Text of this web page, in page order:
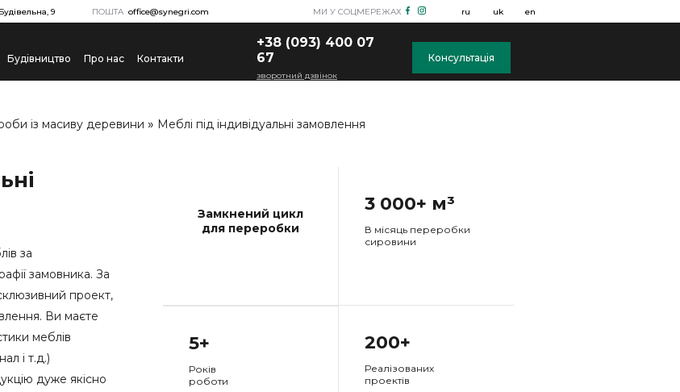
9 ПОШТА office@synegri.com МИ У СОЦМЕРЕЖАХ ru uk en
Будівництво Про нас Контакти
+38 (093) 400 07
67
зворотний дзвінок
Консультація
із масиву деревини » Меблі під індивідуальні замовлення
за
замовника. За
проект,
Ви маєте
меблів
і т.д.)
дуже якісно
Замкнений цикл
для переробки
5+
Років
роботи
3 000+ м³
В місяць переробки
сировини
200+
Реалізованих
проектів